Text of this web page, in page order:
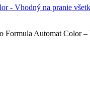
Formula Automat Color